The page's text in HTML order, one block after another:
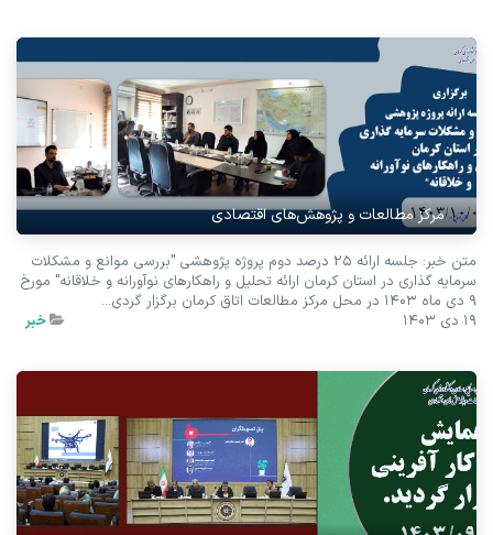
مرکز مطالعات و پژوهش‌های اقتصادی
متن خبر: جلسه ارائه 25 درصد دوم پروژه پژوهشی "بررسی موانع و مشکلات
سرمایه گذاری در استان کرمان ارائه تحلیل و راهکارهای نوآورانه و خلاقانه" مورخ
9 دی ماه 1403 در محل مرکز مطالعات اتاق کرمان برگزار گردی...
19 دی 1403
خبر